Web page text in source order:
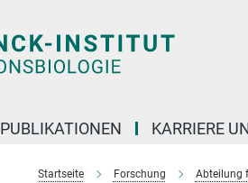
PUBLIKATIONEN KARRIERE
Startseite Forschung Abteilung